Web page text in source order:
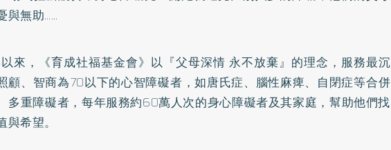
與無助……
來，《育成社福基金會》以『父母深情 永不放棄』的理念，服務最沉
顧、智商為70以下的心智障礙者，如唐氏症、腦性麻痺、自閉症等合併
多重障礙者，每年服務約60萬人次的身心障礙者及其家庭，幫助他們找
希望。